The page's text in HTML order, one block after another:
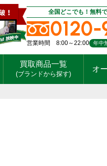
全国どこでも！無料
営業時間 8:00～22:00 年中
買取商品一覧
(ブランドから探す)
オ